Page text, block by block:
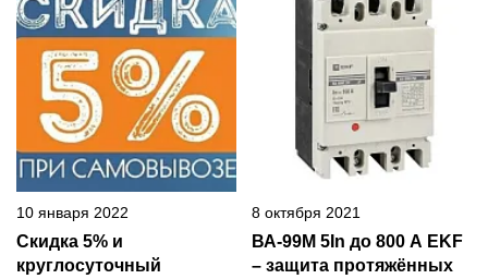
10 января 2022
Скидка 5% и
круглосуточный
8 октября 2021
ВА-99М 5In до 800 А EKF
– защита протяжённых